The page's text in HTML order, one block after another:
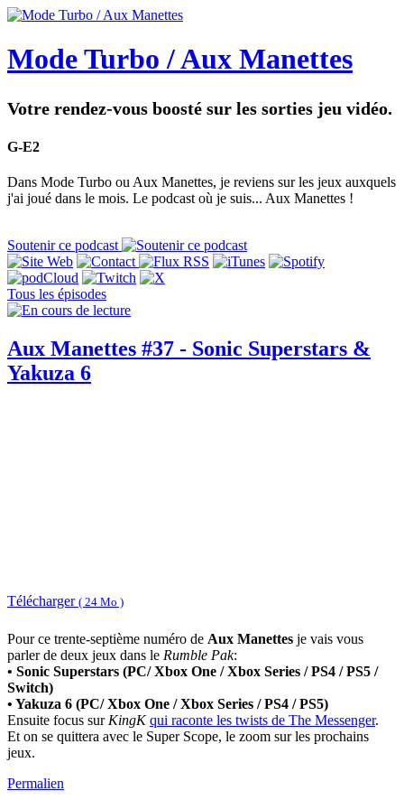
Mode Turbo / Aux Manettes
Votre rendez-vous boosté sur les sorties jeu vidéo.
G-E2
Dans Mode Turbo ou Aux Manettes, je reviens sur les jeux auxquels
j'ai joué dans le mois. Le podcast où je suis... Aux Manettes !
Soutenir ce podcast
Tous les épisodes
Aux Manettes #37 - Sonic Superstars &
Yakuza 6
Télécharger ( 24 Mo )
Pour ce trente-septième numéro de Aux Manettes je vais vous
parler de deux jeux dans le Rumble Pak:
• Sonic Superstars (PC/ Xbox One / Xbox Series / PS4 / PS5 /
Switch)
• Yakuza 6 (PC/ Xbox One / Xbox Series / PS4 / PS5)
Ensuite focus sur KingK qui raconte les twists de The Messenger.
Et on se quittera avec le Super Scope, le zoom sur les prochains
jeux.
Permalien